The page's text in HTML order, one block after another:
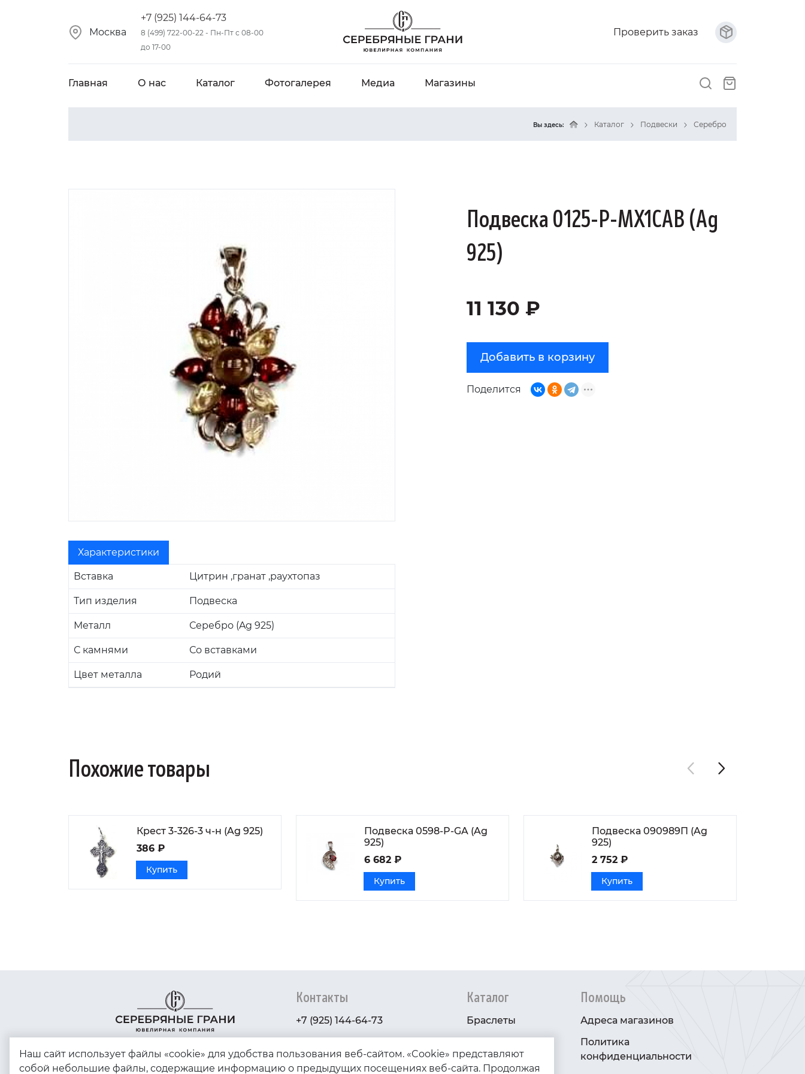
Москва
+7 (925) 144-64-73
8 (499) 722-00-22 - Пн-Пт с 08-00
до 17-00
Проверить заказ
Главная О нас Каталог Фотогалерея Медиа Магазины
Вы здесь: Каталог Подвески Серебро
Характеристики
Вставка Цитрин ,гранат ,раухтопаз
Тип изделия Подвеска
Металл Серебро (Ag 925)
С камнями Со вставками
Цвет металла Родий
Подвеска 0125-P-MX1CAB (Ag
925)
11 130 ₽
Добавить в корзину
Поделится
Похожие товары
Крест 3-326-3 ч-н (Ag 925)
386 ₽
Купить
Подвеска 0598-P-GA (Ag
925)
6 682 ₽
Купить
Подвеска 090989П (Ag
925)
2 752 ₽
Купить
Контакты
+7 (925) 144-64-73
Каталог
Браслеты
Серебро
Помощь
Адреса магазинов
Политика
конфиденциальности
Наш сайт использует файлы «cookie» для удобства пользования веб-сайтом. «Cookie» представляют
собой небольшие файлы, содержащие информацию о предыдущих посещениях веб-сайта. Продолжая